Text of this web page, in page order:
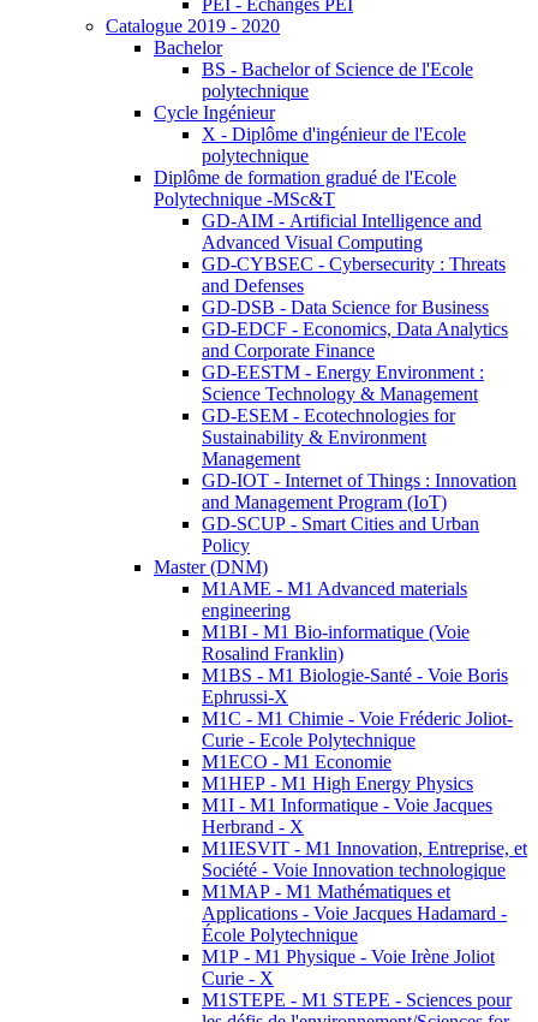
PEI - Echanges PEI
Catalogue 2019 - 2020
Bachelor
BS - Bachelor of Science de l'Ecole
polytechnique
Cycle Ingénieur
X - Diplôme d'ingénieur de l'Ecole
polytechnique
Diplôme de formation gradué de l'Ecole
Polytechnique -MSc&T
GD-AIM - Artificial Intelligence and
Advanced Visual Computing
GD-CYBSEC - Cybersecurity : Threats
and Defenses
GD-DSB - Data Science for Business
GD-EDCF - Economics, Data Analytics
and Corporate Finance
GD-EESTM - Energy Environment :
Science Technology & Management
GD-ESEM - Ecotechnologies for
Sustainability & Environment
Management
GD-IOT - Internet of Things : Innovation
and Management Program (IoT)
GD-SCUP - Smart Cities and Urban
Policy
Master (DNM)
M1AME - M1 Advanced materials
engineering
M1BI - M1 Bio-informatique (Voie
Rosalind Franklin)
M1BS - M1 Biologie-Santé - Voie Boris
Ephrussi-X
M1C - M1 Chimie - Voie Fréderic Joliot-
Curie - Ecole Polytechnique
M1ECO - M1 Economie
M1HEP - M1 High Energy Physics
M1I - M1 Informatique - Voie Jacques
Herbrand - X
M1IESVIT - M1 Innovation, Entreprise, et
Société - Voie Innovation technologique
M1MAP - M1 Mathématiques et
Applications - Voie Jacques Hadamard -
École Polytechnique
M1P - M1 Physique - Voie Irène Joliot
Curie - X
M1STEPE - M1 STEPE - Sciences pour